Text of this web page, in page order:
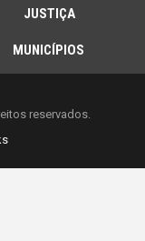
JUSTIÇA
MUNICÍPIOS
reservados.